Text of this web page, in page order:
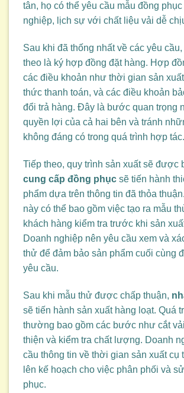
tân, họ có thể yêu cầu mẫu đồng
nghiệp, lịch sự với chất liệu vải dễ
Sau khi đã thống nhất về các yêu
theo là ký hợp đồng đặt hàng. Hợp
các điều khoản như thời gian sản
thức thanh toán, và các điều khoản
đổi trả hàng. Đây là bước quan trọng
quyền lợi của cả hai bên và tránh
không đáng có trong quá trình hợp tác.
Tiếp theo, quy trình sản xuất sẽ được
cung cấp đồng phục sẽ tiến hành
phẩm dựa trên thông tin đã thỏa
này có thể bao gồm việc tạo ra mẫu
khách hàng kiểm tra trước khi sản
Doanh nghiệp nên yêu cầu xem và
thử để đảm bảo sản phẩm cuối cùng
yêu cầu.
Sau khi mẫu thử được chấp thuận,
sẽ tiến hành sản xuất hàng loạt. Quá
thường bao gồm các bước như cắt
thiện và kiểm tra chất lượng. Doanh
cầu thông tin về thời gian sản xuất cụ
lên kế hoạch cho việc phân phối và
phục.